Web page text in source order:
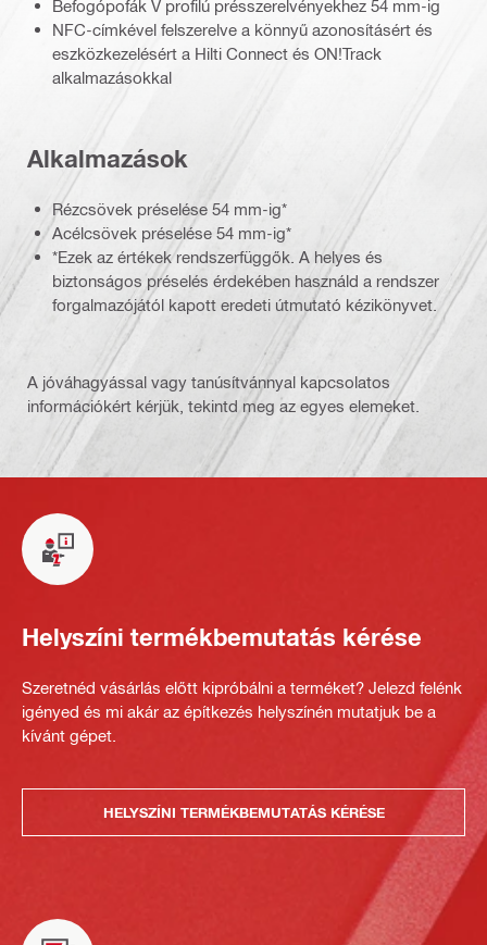
Befogópofák V profilú présszerelvényekhez 54 mm-ig
NFC-címkével felszerelve a könnyű azonosításért és
eszközkezelésért a Hilti Connect és ON!Track
alkalmazásokkal
Alkalmazások
Rézcsövek préselése 54 mm-ig*
Acélcsövek préselése 54 mm-ig*
*Ezek az értékek rendszerfüggők. A helyes és
biztonságos préselés érdekében használd a rendszer
forgalmazójától kapott eredeti útmutató kézikönyvet.
A jóváhagyással vagy tanúsítvánnyal kapcsolatos
információkért kérjük, tekintd meg az egyes elemeket.
Helyszíni termékbemutatás kérése
Szeretnéd vásárlás előtt kipróbálni a terméket? Jelezd felénk
igényed és mi akár az építkezés helyszínén mutatjuk be a
kívánt gépet.
HELYSZÍNI TERMÉKBEMUTATÁS KÉRÉSE